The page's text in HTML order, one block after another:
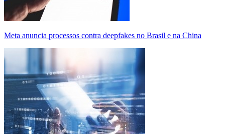
Meta anuncia processos contra deepfakes no Brasil e na China